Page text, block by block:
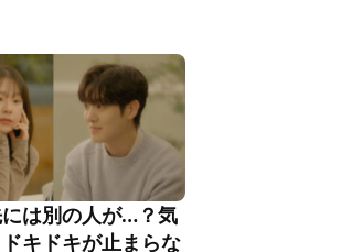
は別の人が…？気
キドキが止まらな